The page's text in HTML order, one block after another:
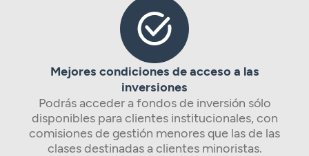
Mejores condiciones de acceso a las
inversiones
Podrás acceder a fondos de inversión sólo
disponibles para clientes institucionales, con
comisiones de gestión menores que las de las
clases destinadas a clientes minoristas.